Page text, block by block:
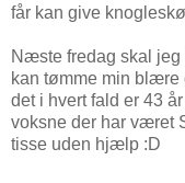
får kan give
Næste fredag skal jeg
kan tømme min blære
det i hvert fald er 43
voksne der har været
tisse uden hjælp :D